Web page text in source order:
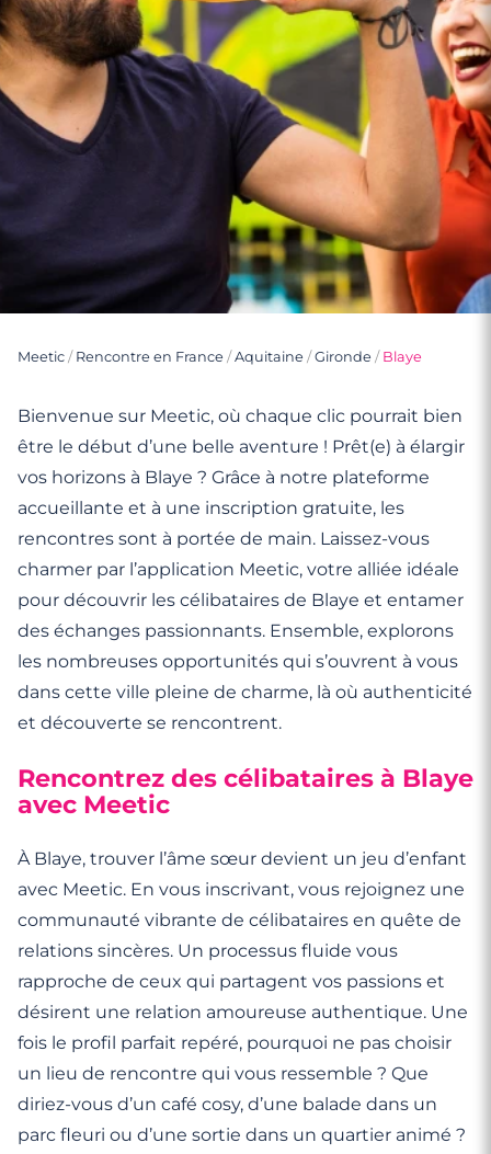
Meetic / Rencontre en France /Aquitaine /Gironde / Blaye
Bienvenue sur Meetic, où chaque clic pourrait bien
être le début d’une belle aventure ! Prêt(e) à élargir
vos horizons à Blaye ? Grâce à notre plateforme
accueillante et à une inscription gratuite, les
rencontres sont à portée de main. Laissez-vous
charmer par l’application Meetic, votre alliée idéale
pour découvrir les célibataires de Blaye et entamer
des échanges passionnants. Ensemble, explorons
les nombreuses opportunités qui s’ouvrent à vous
dans cette ville pleine de charme, là où authenticité
et découverte se rencontrent.
Rencontrez des célibataires à Blaye
avec Meetic
À Blaye, trouver l’âme sœur devient un jeu d’enfant
avec Meetic. En vous inscrivant, vous rejoignez une
communauté vibrante de célibataires en quête de
relations sincères. Un processus fluide vous
rapproche de ceux qui partagent vos passions et
désirent une relation amoureuse authentique. Une
fois le profil parfait repéré, pourquoi ne pas choisir
un lieu de rencontre qui vous ressemble ? Que
diriez-vous d’un café cosy, d’une balade dans un
parc fleuri ou d’une sortie dans un quartier animé ?